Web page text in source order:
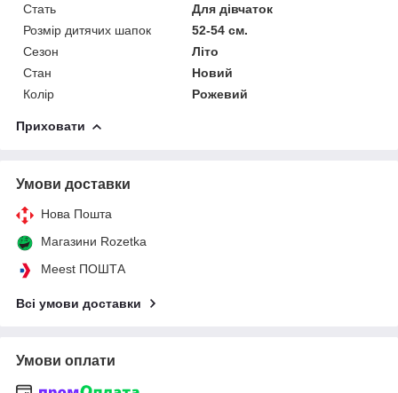
Стать
Для дівчаток
Розмір дитячих шапок
52-54 см.
Сезон
Літо
Стан
Новий
Колір
Рожевий
Приховати
Умови доставки
Нова Пошта
Магазини Rozetka
Meest ПОШТА
Всі умови доставки
Умови оплати